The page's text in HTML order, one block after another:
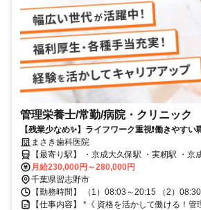
管理栄養士/常勤/病院・クリニック
【残業少なめ✨】ライフワーク重視❗️働きやすい
まさき歯科医院
【最寄り駅】 ・京成大久保駅 ・実籾駅 ・京
月給230,000円～280,000円
千葉県習志野市
【勤務時間】 （1）08:03～20:15 （2）
【仕事内容】 *《 資格を活かして働ける！